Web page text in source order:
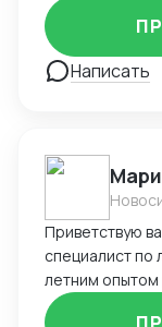
партнеров и
Организация
доставки грузов Карго -
таможенного
таможенными
вопросов,
продукции. -
снижению
Написать
Приветствую вас! Меня зовут
специалист по
летним опытом
Мой главный